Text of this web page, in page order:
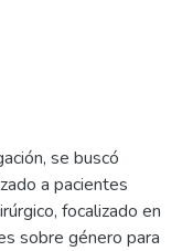
se buscó
a pacientes
focalizado en
sobre género para